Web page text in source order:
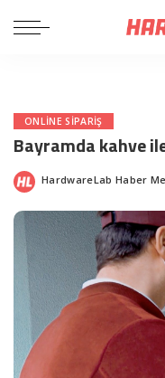
ONLINE SIPARIŞ
Bayramda kahve
Posted
HardwareLab Haber